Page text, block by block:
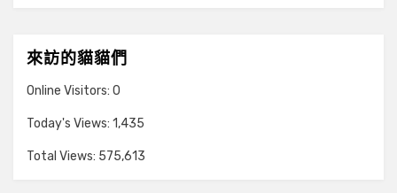
來訪的貓貓們
Online Visitors: 0
Today's Views: 1,435
Total Views: 575,613